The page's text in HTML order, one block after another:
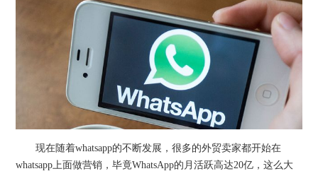
现在随着whatsapp的不断发展，很多的外贸卖家都开始在
whatsapp上面做营销，毕竟WhatsApp的月活跃高达20亿，这么大